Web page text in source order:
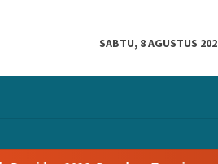
SABTU, 8 AGUSTUS